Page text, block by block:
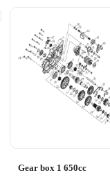
Gear box 1 650cc